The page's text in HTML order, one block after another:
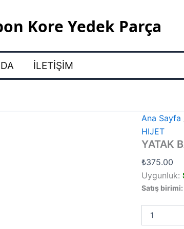
Kore Yedek Parça
İLETIŞIM
Ana Sayfa
HIJET
YATAK
₺375.00
Uygunluk:
Satış birimi:
BALANS